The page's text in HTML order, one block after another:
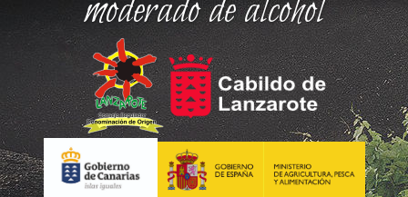
moderado de alcohol